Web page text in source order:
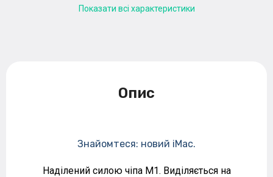
Показати всі характеристики
Опис
Знайомтеся: новий iMac.
Наділений силою чіпа M1. Виділяється на